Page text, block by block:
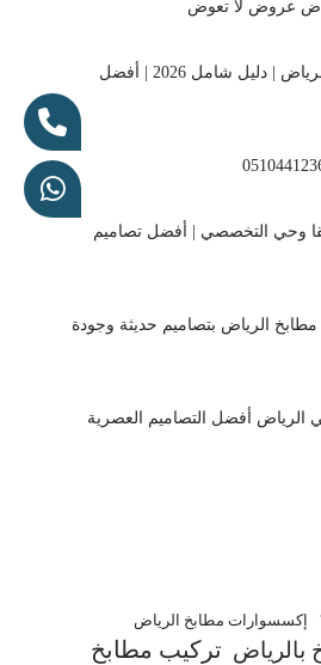
عروض لا تعوض
تفصيل مطابخ الرمال الرياض | دليل شامل 2026 | أفضل
وحي التخصصي | أفضل تصاميم
الرياض بتصاميم حديثة وجودة
الرياض أفضل التصاميم العصرية
إكسسوارات مطابخ الرياض
بالرياض تركيب مطابخ